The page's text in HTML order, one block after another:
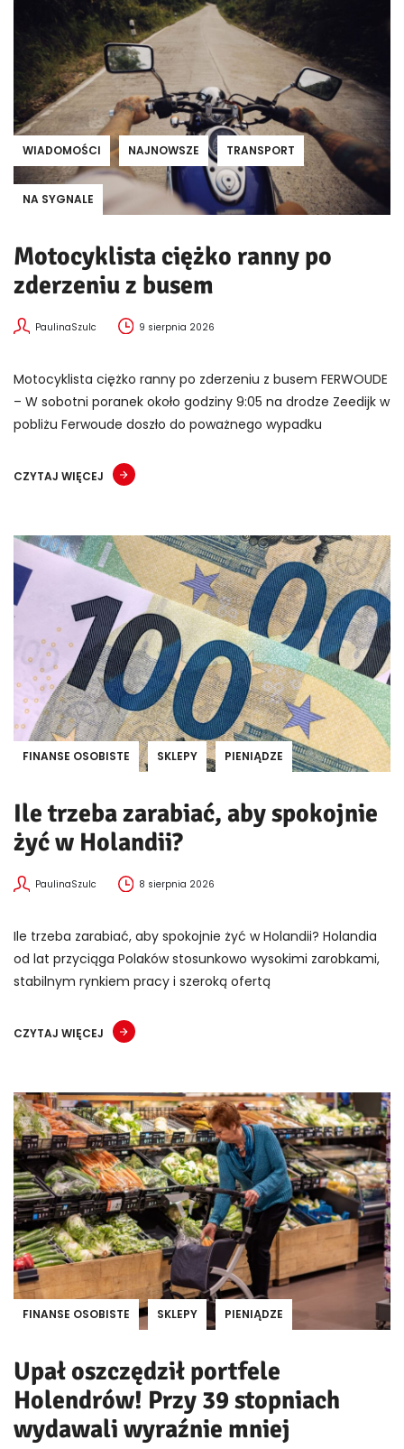
WIADOMOŚCI NAJNOWSZE TRANSPORT
NA SYGNALE
Motocyklista ciężko ranny po
zderzeniu z busem
PaulinaSzulc 9 sierpnia 2026
Motocyklista ciężko ranny po zderzeniu z busem FERWOUDE
– W sobotni poranek około godziny 9:05 na drodze Zeedijk w
pobliżu Ferwoude doszło do poważnego wypadku
CZYTAJ WIĘCEJ
FINANSE OSOBISTE SKLEPY PIENIĄDZE
Ile trzeba zarabiać, aby spokojnie
żyć w Holandii?
PaulinaSzulc 8 sierpnia 2026
Ile trzeba zarabiać, aby spokojnie żyć w Holandii? Holandia
od lat przyciąga Polaków stosunkowo wysokimi zarobkami,
stabilnym rynkiem pracy i szeroką ofertą
CZYTAJ WIĘCEJ
FINANSE OSOBISTE SKLEPY PIENIĄDZE
Upał oszczędził portfele
Holendrów! Przy 39 stopniach
wydawali wyraźnie mniej